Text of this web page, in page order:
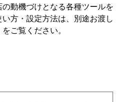
動機づけとなる各種ツールを
方・設定方法は、別途お渡し
ご覧ください。